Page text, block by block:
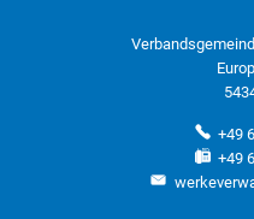
+49
+49